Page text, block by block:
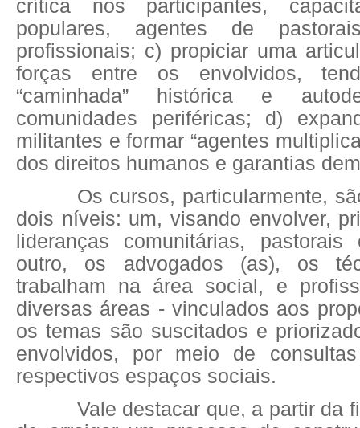
crítica nos participantes,
populares, agentes de
profissionais; c) propiciar uma
forças entre os envolvidos,
“caminhada” histórica e
comunidades periféricas; d)
militantes e formar “agentes
dos direitos humanos e garantias
Os cursos, particularmente,
dois níveis: um, visando envolver,
lideranças comunitárias,
outro, os advogados (as), os
trabalham na área social, e
diversas áreas - vinculados aos
os temas são suscitados e
envolvidos, por meio de
respectivos espaços sociais.
Vale destacar que, a partir da